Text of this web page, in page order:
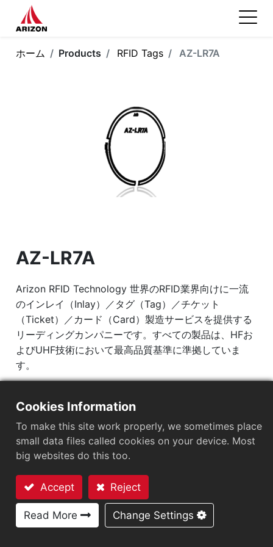
ホーム Products RFID Tags AZ-LR7A
AZ-LR7A
Arizon RFID Technology 世界のRFID業界向けに一流
のインレイ（Inlay）／タグ（Tag）／チケット
（Ticket）／カード（Card）製造サービスを提供する
リーディングカンパニーです。すべての製品は、HFお
よびUHF技術において最高品質基準に準拠していま
す。
IC（集積回路）：Impinj M700 series
プロトコル：EPC Class1 Gen2 ‧ ISO/IEC 18000-
63
チップ：Impinj M700 Series
アンテナサイズ（mm）：φ20.1
お問い合わせ
Cookies Information
To make this site work properly, we sometimes place
small data files called cookies on your device. Most
big websites do this too.
Accept Reject
Read More Change Settings